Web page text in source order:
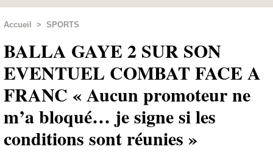
Accueil > SPORTS
BALLA GAYE 2 SUR SON
EVENTUEL COMBAT FACE A
FRANC « Aucun promoteur ne
m’a bloqué… je signe si les
conditions sont réunies »